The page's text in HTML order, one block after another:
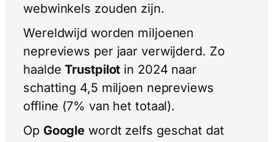
webwinkels zouden zijn.
Wereldwijd worden miljoenen
nepreviews per jaar verwijderd. Zo
haaldeTrustpilot in 2024 naar
schatting 4,5 miljoen nepreviews
offline (7% van het totaal).
Op Google wordt zelfs geschat dat